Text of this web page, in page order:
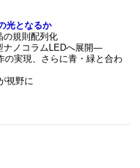
光となるか
規則配列化
ノコラムLEDへ展開―
実現、さらに青・緑と合わ
視野に